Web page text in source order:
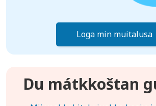
Loga min muitalusa
Du mátkkoštan